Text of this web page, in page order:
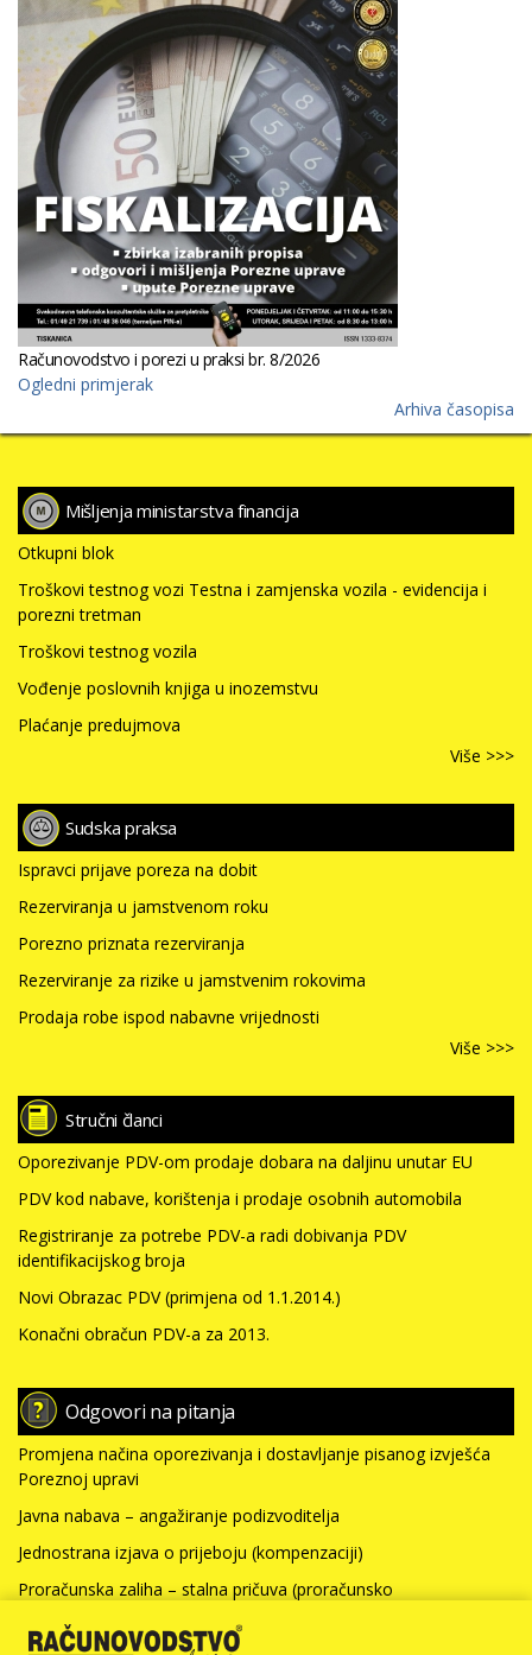
Računovodstvo i porezi u praksi br. 8/2026
Ogledni primjerak
Arhiva časopisa
Mišljenja ministarstva financija
Otkupni blok
Troškovi testnog vozi Testna i zamjenska vozila - evidencija i
porezni tretman
Troškovi testnog vozila
Vođenje poslovnih knjiga u inozemstvu
Plaćanje predujmova
Više >>>
Sudska praksa
Ispravci prijave poreza na dobit
Rezerviranja u jamstvenom roku
Porezno priznata rezerviranja
Rezerviranje za rizike u jamstvenim rokovima
Prodaja robe ispod nabavne vrijednosti
Više >>>
Stručni članci
Oporezivanje PDV-om prodaje dobara na daljinu unutar EU
PDV kod nabave, korištenja i prodaje osobnih automobila
Registriranje za potrebe PDV-a radi dobivanja PDV
identifikacijskog broja
Novi Obrazac PDV (primjena od 1.1.2014.)
Konačni obračun PDV-a za 2013.
Odgovori na pitanja
Promjena načina oporezivanja i dostavljanje pisanog izvješća
Poreznoj upravi
Javna nabava – angažiranje podizvoditelja
Jednostrana izjava o prijeboju (kompenzaciji)
Proračunska zaliha – stalna pričuva (proračunsko